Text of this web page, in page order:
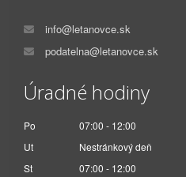
info@letanovce.sk
podatelna@letanovce.sk
Úradné hodiny
Po 07:00 - 12:00
Ut
Nestránkový deň
St
07:00 - 12:00